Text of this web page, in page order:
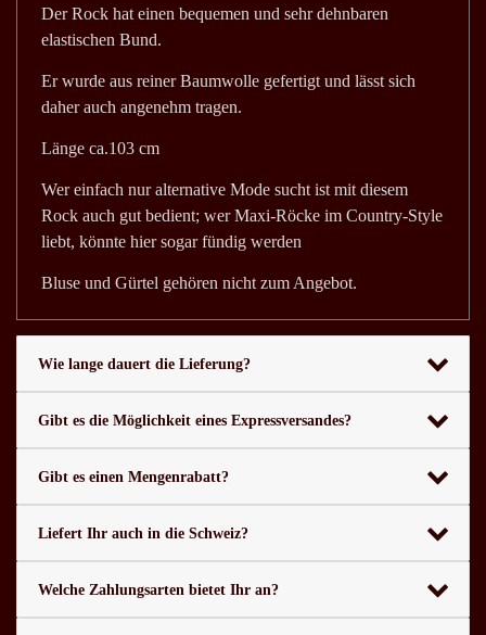
Der Rock hat einen bequemen und sehr dehnbaren
elastischen Bund.
Er wurde aus reiner Baumwolle gefertigt und lässt sich
daher auch angenehm tragen.
Länge ca.103 cm
Wer einfach nur alternative Mode sucht ist mit diesem
Rock auch gut bedient; wer Maxi-Röcke im Country-Style
liebt, könnte hier sogar fündig werden
Bluse und Gürtel gehören nicht zum Angebot.
Wie lange dauert die Lieferung?
Gibt es die Möglichkeit eines Expressversandes?
Gibt es einen Mengenrabatt?
Liefert Ihr auch in die Schweiz?
Welche Zahlungsarten bietet Ihr an?